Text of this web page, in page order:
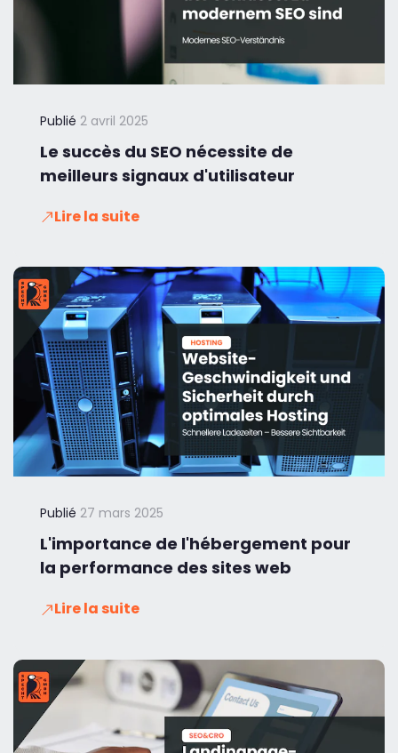
Publié 2 avril 2025
Le succès du SEO nécessite de
meilleurs signaux d'utilisateur
Lire la suite
Publié 27 mars 2025
L'importance de l'hébergement pour
la performance des sites web
Lire la suite